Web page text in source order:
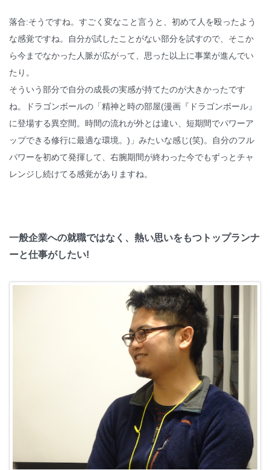
落合:そうですね。すごく変なこと言うと、初めて人を殴ったよう
な感覚ですね。自分が試したことがない部分を試すので、そこか
ら今までなかった人脈が広がって、思った以上に事業が進んでい
たり。
そういう部分で自分の成長の実感が持てたのが大きかったです
ね。ドラゴンボールの「精神と時の部屋(漫画『ドラゴンボール』
に登場する異空間。時間の流れが外とは違い、短期間でパワーア
ップできる修行に最適な環境。)」みたいな感じ(笑)。自分のフル
パワーを初めて発揮して、右腕期間が終わった今でもずっとチャ
レンジし続けてる感覚がありますね。
一般企業への就職ではなく、熱い思いをもつトップランナ
ーと仕事がしたい!